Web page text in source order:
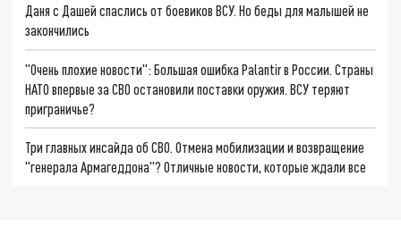
Даня с Дашей спаслись от боевиков ВСУ. Но беды для малышей не
закончились
"Очень плохие новости": Большая ошибка Palantir в России. Страны
НАТО впервые за СВО остановили поставки оружия. ВСУ теряют
приграничье?
Три главных инсайда об СВО. Отмена мобилизации и возвращение
"генерала Армагеддона"? Отличные новости, которые ждали все